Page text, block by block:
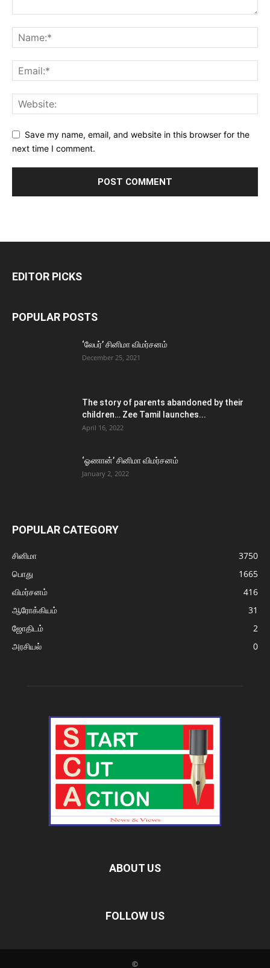
Save my name, email, and website in this browser for the
next time I comment.
EDITOR PICKS
POPULAR POSTS
‘லேபர்’ சினிமா விமர்சனம்
December 25, 2021
The story of parents abandoned by their
children… Zee Tamil launches...
April 16, 2022
‘ஓணான்’ சினிமா விமர்சனம்
January 2, 2022
POPULAR CATEGORY
சினிமா
3750
பொது
1665
விமர்சனம்
416
ஆரோக்கியம்
31
ஜோதிடம்
2
அரசியல்
0
ABOUT US
FOLLOW US
©